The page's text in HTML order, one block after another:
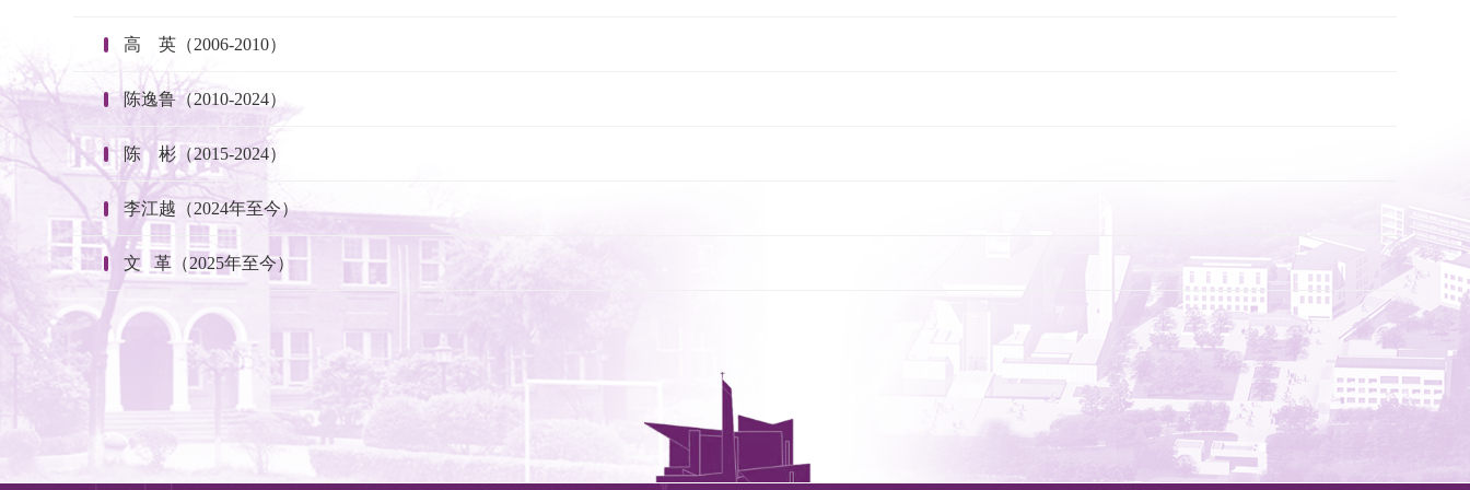
高    英（2006-2010）
陈逸鲁（2010-2024）
陈    彬（2015-2024）
李江越（2024年至今）
文   革（2025年至今）